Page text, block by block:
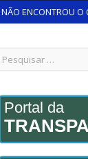
NÃO ENCONTROU O
Portal da